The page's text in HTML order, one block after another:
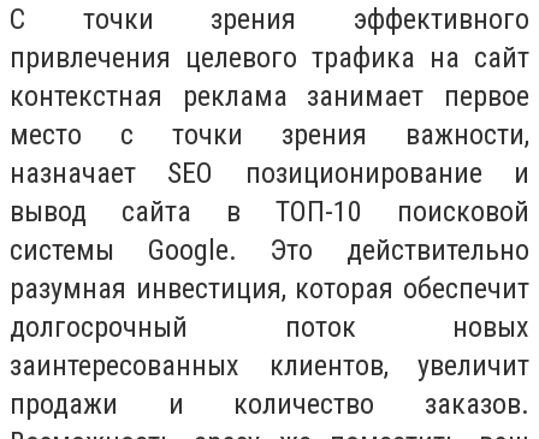
С точки зрения эффективного
привлечения целевого трафика на сайт
контекстная реклама занимает первое
место с точки зрения важности,
назначает SEO позиционирование и
вывод сайта в ТОП-10 поисковой
системы Google. Это действительно
разумная инвестиция, которая обеспечит
долгосрочный поток новых
заинтересованных клиентов, увеличит
продажи и количество заказов.